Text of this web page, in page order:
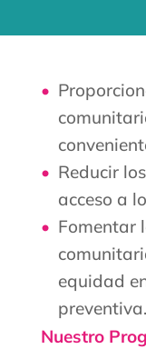
Reducir
acceso a
Fomentar
equidad
preventiva.
Nuestro